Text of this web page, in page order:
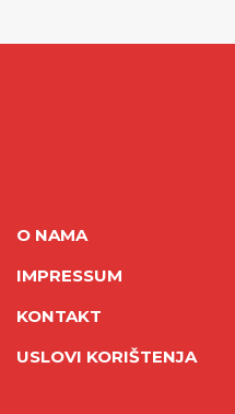
O NAMA
IMPRESSUM
KONTAKT
USLOVI KORIŠTENJA